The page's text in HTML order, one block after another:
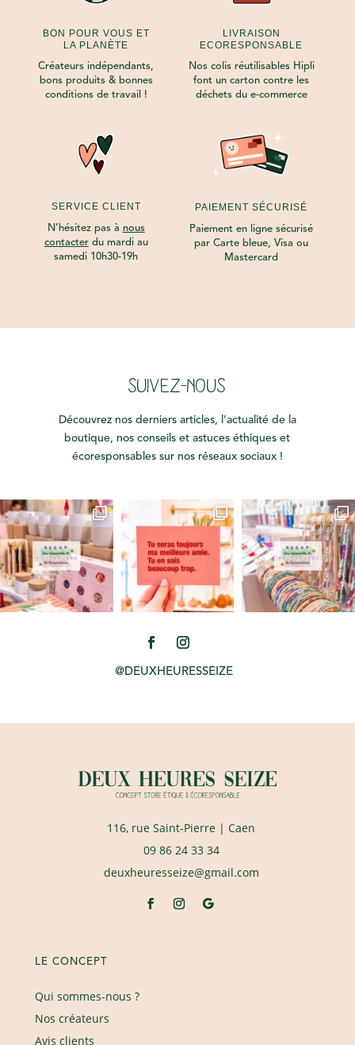
BON POUR VOUS ET
LA PLANÈTE
Créateurs indépendants,
bons produits & bonnes
conditions de travail !
LIVRAISON
ECORESPONSABLE
Nos colis réutilisables Hipli
font un carton contre les
déchets du e-commerce
SERVICE CLIENT
N’hésitez pas à nous
contacterdu mardi au
samedi 10h30-19h
PAIEMENT SÉCURISÉ
Paiement en ligne sécurisé
par Carte bleue, Visa ou
Mastercard
SUIVEZ-NOUS
Découvrez nos derniers articles, l’actualité de la
boutique, nos conseils et astuces éthiques et
écoresponsables sur nos réseaux sociaux !
@DEUXHEURESSEIZE
116, rue Saint-Pierre | Caen
09 86 24 33 34
deuxheuresseize@gmail.com
LE CONCEPT
Qui sommes-nous ?
Nos créateurs
Avis clients